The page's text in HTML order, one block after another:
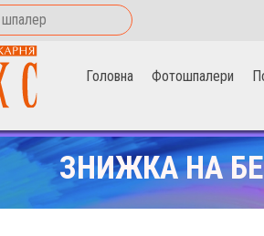
Головна Фотошпалери
ЗНИЖКА НА